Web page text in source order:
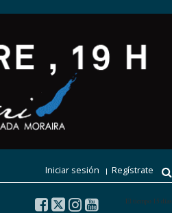
Iniciar sesión Regístrate
El tiempo 15 días